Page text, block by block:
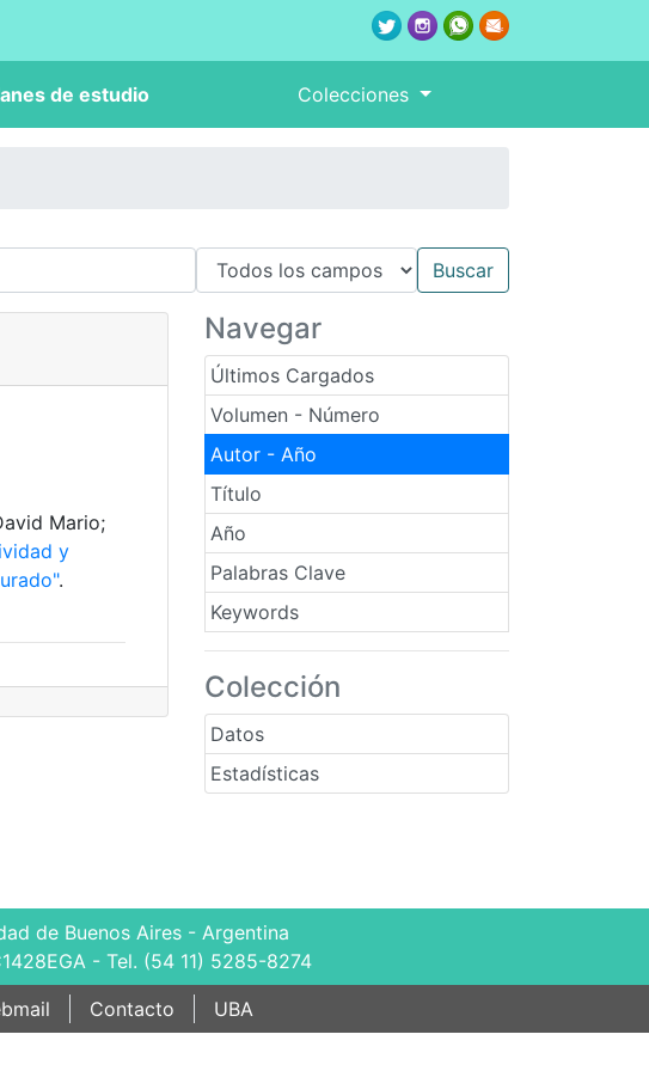
de estudio Colecciones
Navegar
Últimos Cargados
Volumen - Número
Autor - Año
Título
Año
Palabras Clave
Keywords
Colección
Datos
Estadísticas
Mario;
y
.
de Buenos Aires - Argentina
- Tel. (54 11) 5285-8274
Contacto UBA